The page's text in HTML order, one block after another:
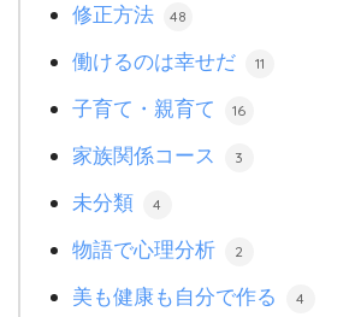
修正方法 48
働けるのは幸せだ 11
子育て・親育て 16
家族関係コース 3
未分類 4
物語で心理分析 2
美も健康も自分で作る 4